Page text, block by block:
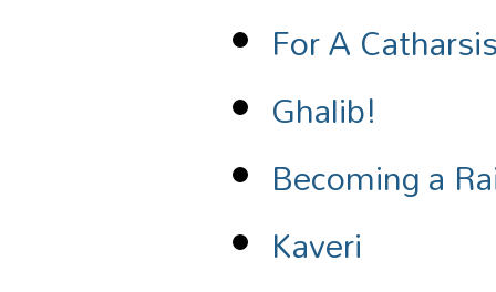
For A
Ghalib!
Becoming a
Kaveri